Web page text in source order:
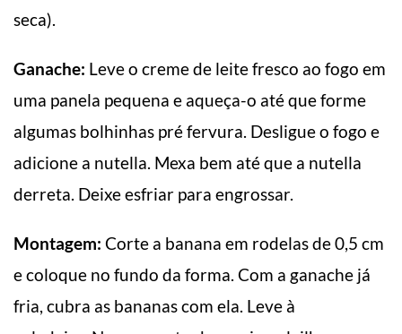
seca).
Ganache: Leve o creme de leite fresco ao fogo em
uma panela pequena e aqueça-o até que forme
algumas bolhinhas pré fervura. Desligue o fogo e
adicione a nutella. Mexa bem até que a nutella
derreta. Deixe esfriar para engrossar.
Montagem: Corte a banana em rodelas de 0,5 cm
e coloque no fundo da forma. Com a ganache já
fria, cubra as bananas com ela. Leve à